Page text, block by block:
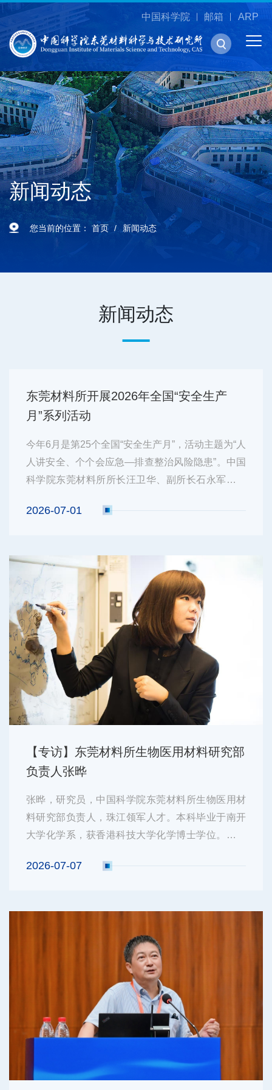
中国科学院 邮箱 ARP
新闻动态
您当前的位置： 首页 新闻动态
新闻动态
东莞材料所开展2026年全国“安全生产
月”系列活动
今年6月是第25个全国“安全生产月”，活动主题为“人
人讲安全、个个会应急—排查整治风险隐患”。中国
科学院东莞材料所所长汪卫华、副所长石永军高度
深刻吸取全国近年来发生的各类事故教训，深入排
2026-07-01
【专访】东莞材料所生物医用材料研究部
负责人张晔
张晔，研究员，中国科学院东莞材料所生物医用材
料研究部负责人，珠江领军人才。本科毕业于南开
大学化学系，获香港科技大学化学博士学位。博士
教授，专注智能仿生软物质研究，代表性工作包括
2026-07-07